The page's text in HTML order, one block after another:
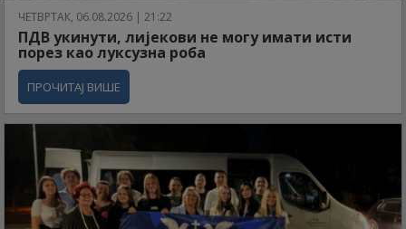
ЧЕТВРТАК, 06.08.2026 | 21:22
ПДВ укинути, лијекови не могу имати исти
порез као луксузна роба
ПРОЧИТАЈ ВИШЕ